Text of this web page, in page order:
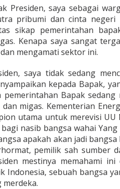
w
i
Presiden, saya sebagai
pribumi dan cinta
sikap pemerintahan
Kenapa saya sangat
mengamati sektor ini.
saya tidak sedang
kepada Bapak,
pemerintahan Bapak
migas. Kementerian
utama untuk merevisi UU
nasib bangsa wahai
apakah akan jadi
pemilik sah sumber
mestinya memahami
Indonesia, sebuah bangsa
merdeka.